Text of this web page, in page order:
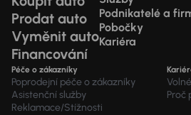
Prodat auto
Vyměnit auto
Financování
Podnikatelé a
Pobočky
Kariéra
Péče o zákazníky
Poprodejní péče o zákazníky
Asistenční služby
Reklamace/Stížnosti
Proč